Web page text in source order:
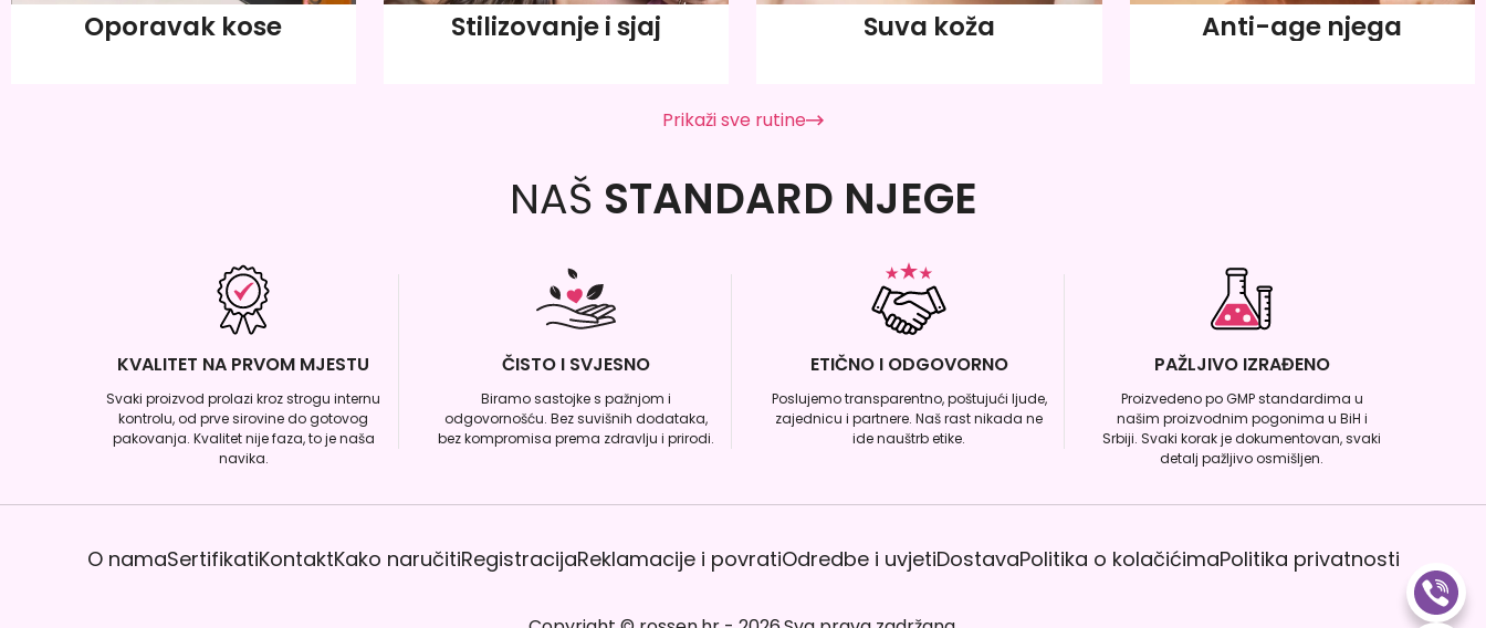
Oporavak kose Stilizovanje i sjaj Suva koža Anti-age njega
Prikaži sve rutine
NAŠ STANDARD NJEGE
KVALITET NA PRVOM MJESTU
Svaki proizvod prolazi kroz strogu internu
kontrolu, od prve sirovine do gotovog
pakovanja. Kvalitet nije faza, to je naša
navika.
ČISTO I SVJESNO
Biramo sastojke s pažnjom i
odgovornošću. Bez suvišnih dodataka,
bez kompromisa prema zdravlju i prirodi.
ETIČNO I ODGOVORNO
Poslujemo transparentno, poštujući ljude,
zajednicu i partnere. Naš rast nikada ne
ide nauštrb etike.
PAŽLJIVO IZRAĐENO
Proizvedeno po GMP standardima u
našim proizvodnim pogonima u BiH i
Srbiji. Svaki korak je dokumentovan, svaki
detalj pažljivo osmišljen.
O namaSertifikatiKontaktKako naručitiRegistracijaReklamacije i povratiOdredbe i uvjetiDostavaPolitika o kolačićimaPolitika privatnosti